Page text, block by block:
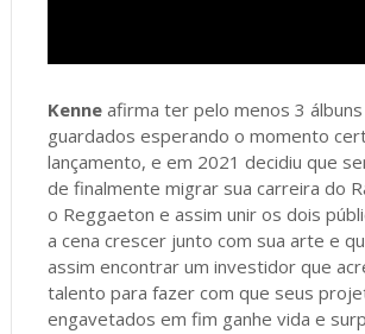
Kenneafirma ter pelo menos 3
guardados esperando o momento
lançamento, e em 2021 decidiu que
de finalmente migrar sua carreira do
o Reggaeton e assim unir os dois
a cena crescer junto com sua arte e
assim encontrar um investidor que
talento para fazer com que seus
engavetados em fim ganhe vida e